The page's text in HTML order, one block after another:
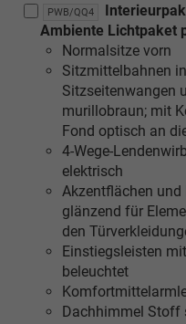
Holz
Nussbaum
braun
naturell)
Verbindung
mit
[5MC]
Dekoreinlagen
Holz
Linde
Sediment
silbergrau
naturell
oder
[5MF]
Dekoreinlagen
Aluminium
matt
gebürstet
silber
PWB/QQ4
Ambiente Lichtpaket
Normalsitze vorn
Sitzmittelbahnen
Sitzseitenwangen
murillobraun; mit
Fond optisch an
4-Wege-
elektrisch
Akzentflächen
glänzend für
den
Einstiegsleisten
beleuchtet
Dachhimmel Stoff